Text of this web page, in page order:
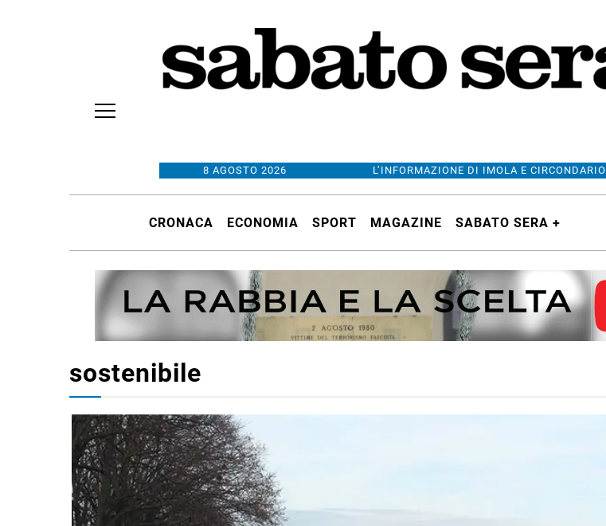
8 AGOSTO 2026 L’INFORMAZIONE DI IMOLA E CIRCONDARIO
CRONACA ECONOMIA SPORT MAGAZINE SABATO SERA +
sostenibile